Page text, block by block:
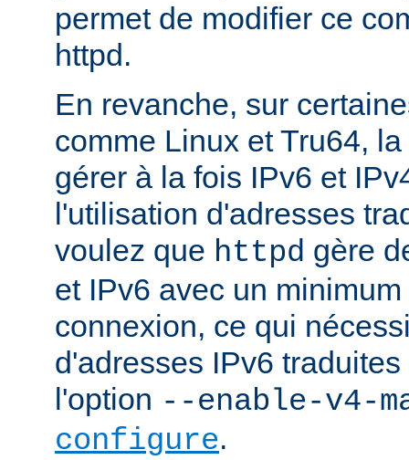
permet de modifier ce
httpd.
En revanche, sur
comme Linux et Tru64, la
gérer à la fois IPv6 et
l'utilisation d'adresses
voulez que httpd gère
et IPv6 avec un
connexion, ce qui
d'adresses IPv6
l'option --enable-v4-
configure.